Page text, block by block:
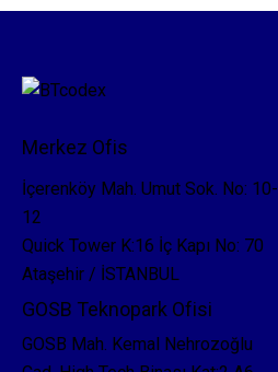
Merkez Ofis
İçerenköy Mah. Umut Sok. No: 10-
12
Quick Tower K:16 İç Kapı No: 70
Ataşehir / İSTANBUL
GOSB Teknopark Ofisi
GOSB Mah. Kemal Nehrozoğlu